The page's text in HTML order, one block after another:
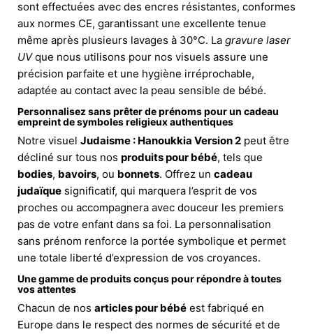
sont effectuées avec des encres résistantes, conformes
aux normes CE, garantissant une excellente tenue
même après plusieurs lavages à 30°C. La gravure laser
UVque nous utilisons pour nos visuels assure une
précision parfaite et une hygiène irréprochable,
adaptée au contact avec la peau sensible de bébé.
Personnalisez sans prêter de prénoms pour un cadeau
empreint de symboles religieux authentiques
Notre visuel Judaisme : Hanoukkia Version 2 peut être
décliné sur tous nos produits pour bébé, tels que
bodies, bavoirs, ou bonnets. Offrez un cadeau
judaïque significatif, qui marquera l’esprit de vos
proches ou accompagnera avec douceur les premiers
pas de votre enfant dans sa foi. La personnalisation
sans prénom renforce la portée symbolique et permet
une totale liberté d’expression de vos croyances.
Une gamme de produits conçus pour répondre à toutes
vos attentes
Chacun de nos articles pour bébé est fabriqué en
Europe dans le respect des normes de sécurité et de